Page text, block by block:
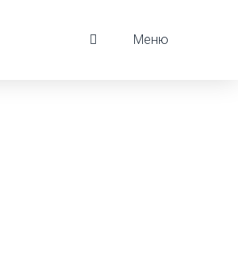
Меню